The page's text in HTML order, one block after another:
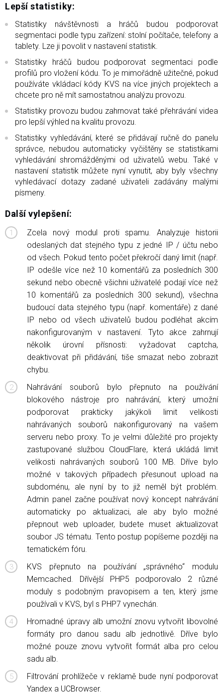
Lepší statistiky:
Statistiky návštěvnosti a hráčů budou podporovat
segmentaci podle typu zařízení: stolní počítače, telefony a
tablety. Lze ji povolit v nastavení statistik.
Statistiky hráčů budou podporovat segmentaci podle
profilů pro vložení kódu. To je mimořádně užitečné, pokud
používáte vkládací kódy KVS na více jiných projektech a
chcete pro ně mít samostatnou analýzu provozu.
Statistiky provozu budou zahrnovat také přehrávání videa
pro lepší výhled na kvalitu provozu.
Statistiky vyhledávání, které se přidávají ručně do panelu
správce, nebudou automaticky vyčištěny se statistikami
vyhledávání shromážděnými od uživatelů webu. Také v
nastavení statistik můžete nyní vynutit, aby byly všechny
vyhledávací dotazy zadané uživateli zadávány malými
písmeny.
Další vylepšení:
Zcela nový modul proti spamu. Analyzuje historii
odeslaných dat stejného typu z jedné IP / účtu nebo
od všech. Pokud tento počet překročí daný limit (např.
IP odešle více než 10 komentářů za posledních 300
sekund nebo obecně všichni uživatelé podají více než
10 komentářů za posledních 300 sekund), všechna
budoucí data stejného typu (např. komentáře) z dané
IP nebo od všech uživatelů budou podléhat akcím
nakonfigurovaným v nastavení. Tyto akce zahrnují
několik úrovní přísnosti: vyžadovat captcha,
deaktivovat při přidávání, tiše smazat nebo zobrazit
chybu.
Nahrávání souborů bylo přepnuto na používání
blokového nástroje pro nahrávání, který umožní
podporovat prakticky jakýkoli limit velikosti
nahrávaných souborů nakonfigurovaný na vašem
serveru nebo proxy. To je velmi důležité pro projekty
zastupované službou CloudFlare, která ukládá limit
velikosti nahrávaných souborů 100 MB. Dříve bylo
možné v takových případech přesunout upload na
subdoménu, ale nyní by to již neměl být problém.
Admin panel začne používat nový koncept nahrávání
automaticky po aktualizaci, ale aby bylo možné
přepnout web uploader, budete muset aktualizovat
soubor JS tématu. Tento postup popíšeme později na
tematickém fóru.
KVS přepnuto na používání „správného“ modulu
Memcached. Dřívější PHP5 podporovalo 2 různé
moduly s podobným pravopisem a ten, který jsme
používali v KVS, byl s PHP7 vynechán.
Hromadné úpravy alb umožní znovu vytvořit libovolné
formáty pro danou sadu alb jednotlivě. Dříve bylo
možné pouze znovu vytvořit formát alba pro celou
sadu alb.
Filtrování prohlížeče v reklamě bude nyní podporovat
Yandex a UCBrowser.